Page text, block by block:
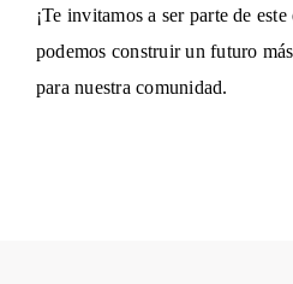
¡Te invitamos a ser parte de
podemos construir un futuro
para nuestra comunidad.